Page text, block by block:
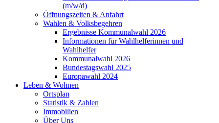
(m/w/d)
Öffnungszeiten & Anfahrt
Wahlen & Volksbegehren
Ergebnisse Kommunalwahl 2026
Informationen für Wahlhelferinnen und
Wahlhelfer
Kommunalwahl 2026
Bundestagswahl 2025
Europawahl 2024
Leben & Wohnen
Ortsplan
Statistik & Zahlen
Immobilien
Über Uns